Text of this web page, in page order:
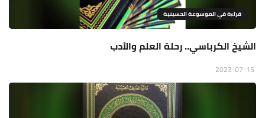
قراءة في الموسوعة الحسينية
الشيخ الكرباسي.. رحلة العلم والأدب